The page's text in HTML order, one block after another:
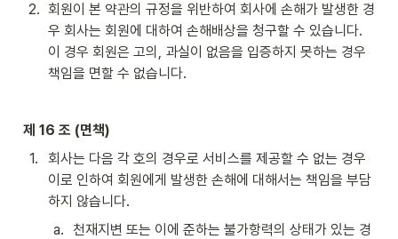
2. 회원이 본 약관의 규정을 위반하여 회사에 손해가 발생한 경
우 회사는 회원에 대하여 손해배상을 청구할 수 있습니다.
이 경우 회원은 고의, 과실이 없음을 입증하지 못하는 경우
책임을 면할 수 없습니다.
제 16 조 (면책)
1.
회사는 다음 각 호의 경우로 서비스를 제공할 수 없는 경우
이로 인하여 회원에게 발생한 손해에 대해서는 책임을 부담
하지 않습니다.
a. 천재지변 또는 이에 준하는 불가항력의 상태가 있는 경